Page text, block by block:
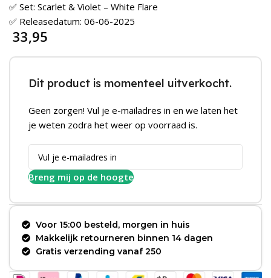
✅ Set: Scarlet & Violet – White Flare
✅ Releasedatum: 06-06-2025
33,95
Dit product is momenteel uitverkocht.
Geen zorgen! Vul je e-mailadres in en we laten het
je weten zodra het weer op voorraad is.
Breng mij op de hoogte
Voor 15:00 besteld, morgen in huis
Makkelijk retourneren binnen 14 dagen
Gratis verzending vanaf 250